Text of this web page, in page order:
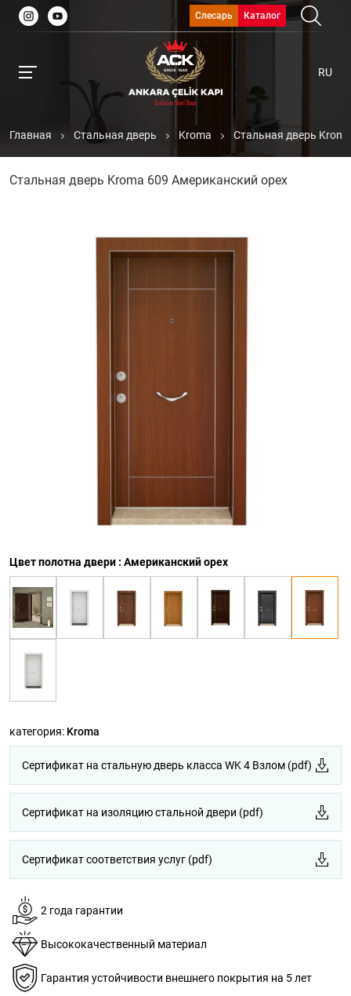
Слесарь Каталог
RU
Главная Стальная дверь Kroma Стальная дверь
Стальная дверь Kroma 609 Американский орех
Цвет полотна двери : Американский орех
категория: Kroma
Сертификат на стальную дверь класса WK 4 Взлом (pdf)
Сертификат на изоляцию стальной двери (pdf)
Сертификат соответствия услуг (pdf)
2 года гарантии
Высококачественный материал
Гарантия устойчивости внешнего покрытия на 5 лет